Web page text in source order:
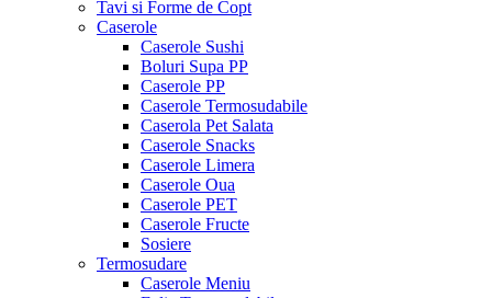
Tavi si Forme de Copt
Caserole
Caserole Sushi
Boluri Supa PP
Caserole PP
Caserole Termosudabile
Caserola Pet Salata
Caserole Snacks
Caserole Limera
Caserole Oua
Caserole PET
Caserole Fructe
Sosiere
Termosudare
Caserole Meniu